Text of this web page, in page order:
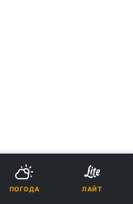
ПОГОДА ЛАЙТ